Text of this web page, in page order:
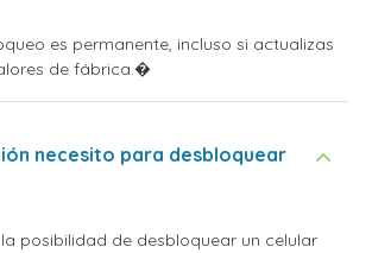
es permanente, incluso si actualizas
de fábrica.�
necesito para desbloquear
posibilidad de desbloquear un celular